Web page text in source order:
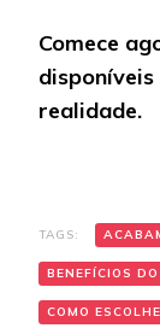
Comece
realidade.
TAGS:
BENEFÍCIOS
COMO